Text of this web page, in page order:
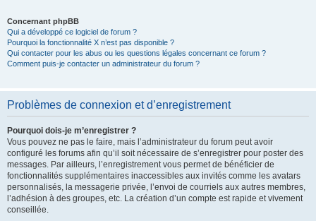
Concernant phpBB
Qui a développé ce logiciel de forum ?
Pourquoi la fonctionnalité X n’est pas disponible ?
Qui contacter pour les abus ou les questions légales concernant ce forum ?
Comment puis-je contacter un administrateur du forum ?
Problèmes de connexion et d’enregistrement
Pourquoi dois-je m’enregistrer ?
Vous pouvez ne pas le faire, mais l’administrateur du forum peut avoir
configuré les forums afin qu’il soit nécessaire de s’enregistrer pour poster des
messages. Par ailleurs, l’enregistrement vous permet de bénéficier de
fonctionnalités supplémentaires inaccessibles aux invités comme les avatars
personnalisés, la messagerie privée, l’envoi de courriels aux autres membres,
l’adhésion à des groupes, etc. La création d’un compte est rapide et vivement
conseillée.